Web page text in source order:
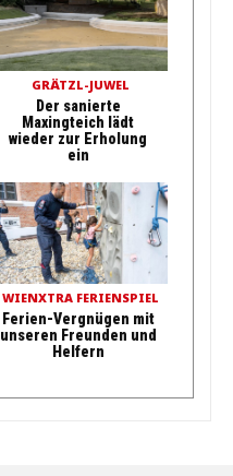
GRÄTZL-JUWEL
Der sanierte
Maxingteich lädt
wieder zur Erholung
ein
WIENXTRA FERIENSPIEL
Ferien-Vergnügen mit
unseren Freunden und
Helfern